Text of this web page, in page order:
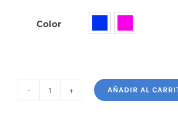
Color
AÑADIR AL